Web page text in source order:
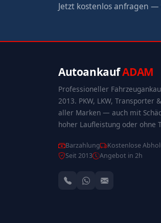
Jetzt kostenlos anfragen
AutoankaufADAM
Professioneller
2013. PKW, LKW, Transporter
aller Marken — auch mit
hoher Laufleistung oder ohne
Barzahlung
Kostenlose
Seit 2013
Angebot in 2h